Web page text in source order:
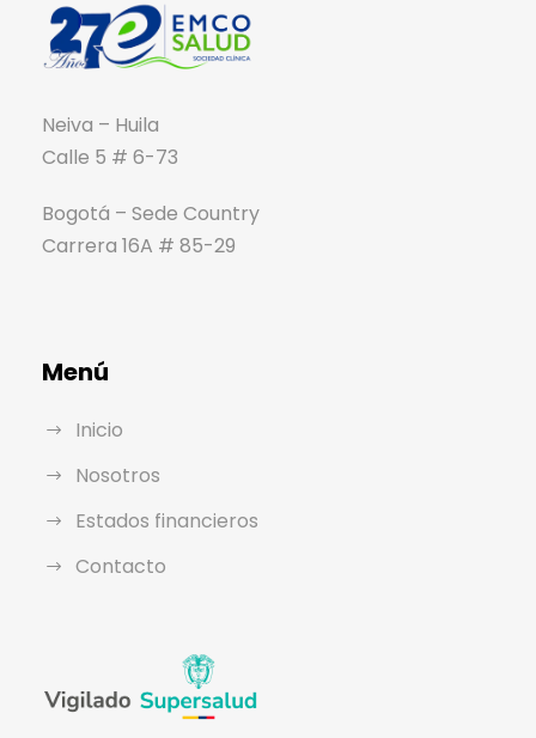
Neiva – Huila
Calle 5 # 6-73
Bogotá – Sede Country
Carrera 16A # 85-29
Menú
Inicio
Nosotros
Estados financieros
Contacto